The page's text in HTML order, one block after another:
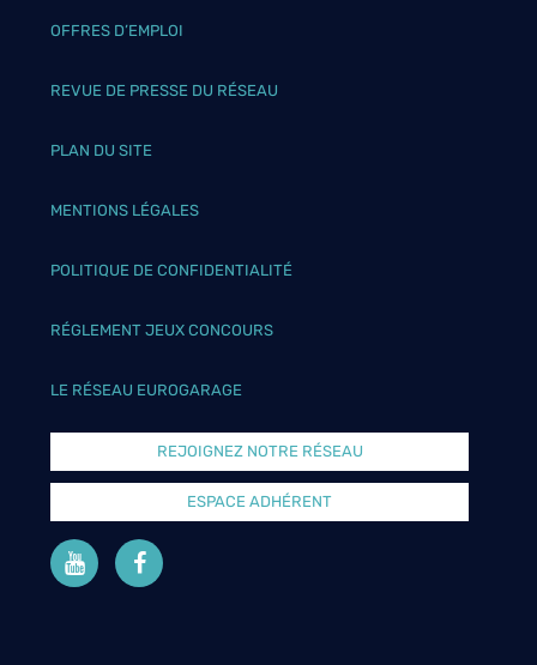
OFFRES D’EMPLOI
REVUE DE PRESSE DU RÉSEAU
PLAN DU SITE
MENTIONS LÉGALES
POLITIQUE DE CONFIDENTIALITÉ
RÉGLEMENT JEUX CONCOURS
LE RÉSEAU EUROGARAGE
REJOIGNEZ NOTRE RÉSEAU
ESPACE ADHÉRENT